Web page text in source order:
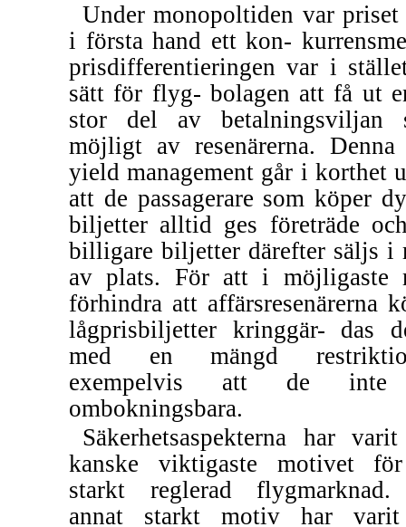
Under monopoltiden var priset
i första hand ett kon-
prisdifferentieringen var i
sätt för flyg- bolagen att få ut
stor del av betalningsviljan
möjligt av resenärerna. Denna
yield management går i korthet
att de passagerare som köper
biljetter alltid ges företräde
billigare biljetter därefter säljs i
av plats. För att i möjligaste
förhindra att affärsresenärerna
lågprisbiljetter kringgär- das
med en mängd
exempelvis att de
ombokningsbara.
Säkerhetsaspekterna har
kanske viktigaste motivet
starkt reglerad
annat starkt motiv har